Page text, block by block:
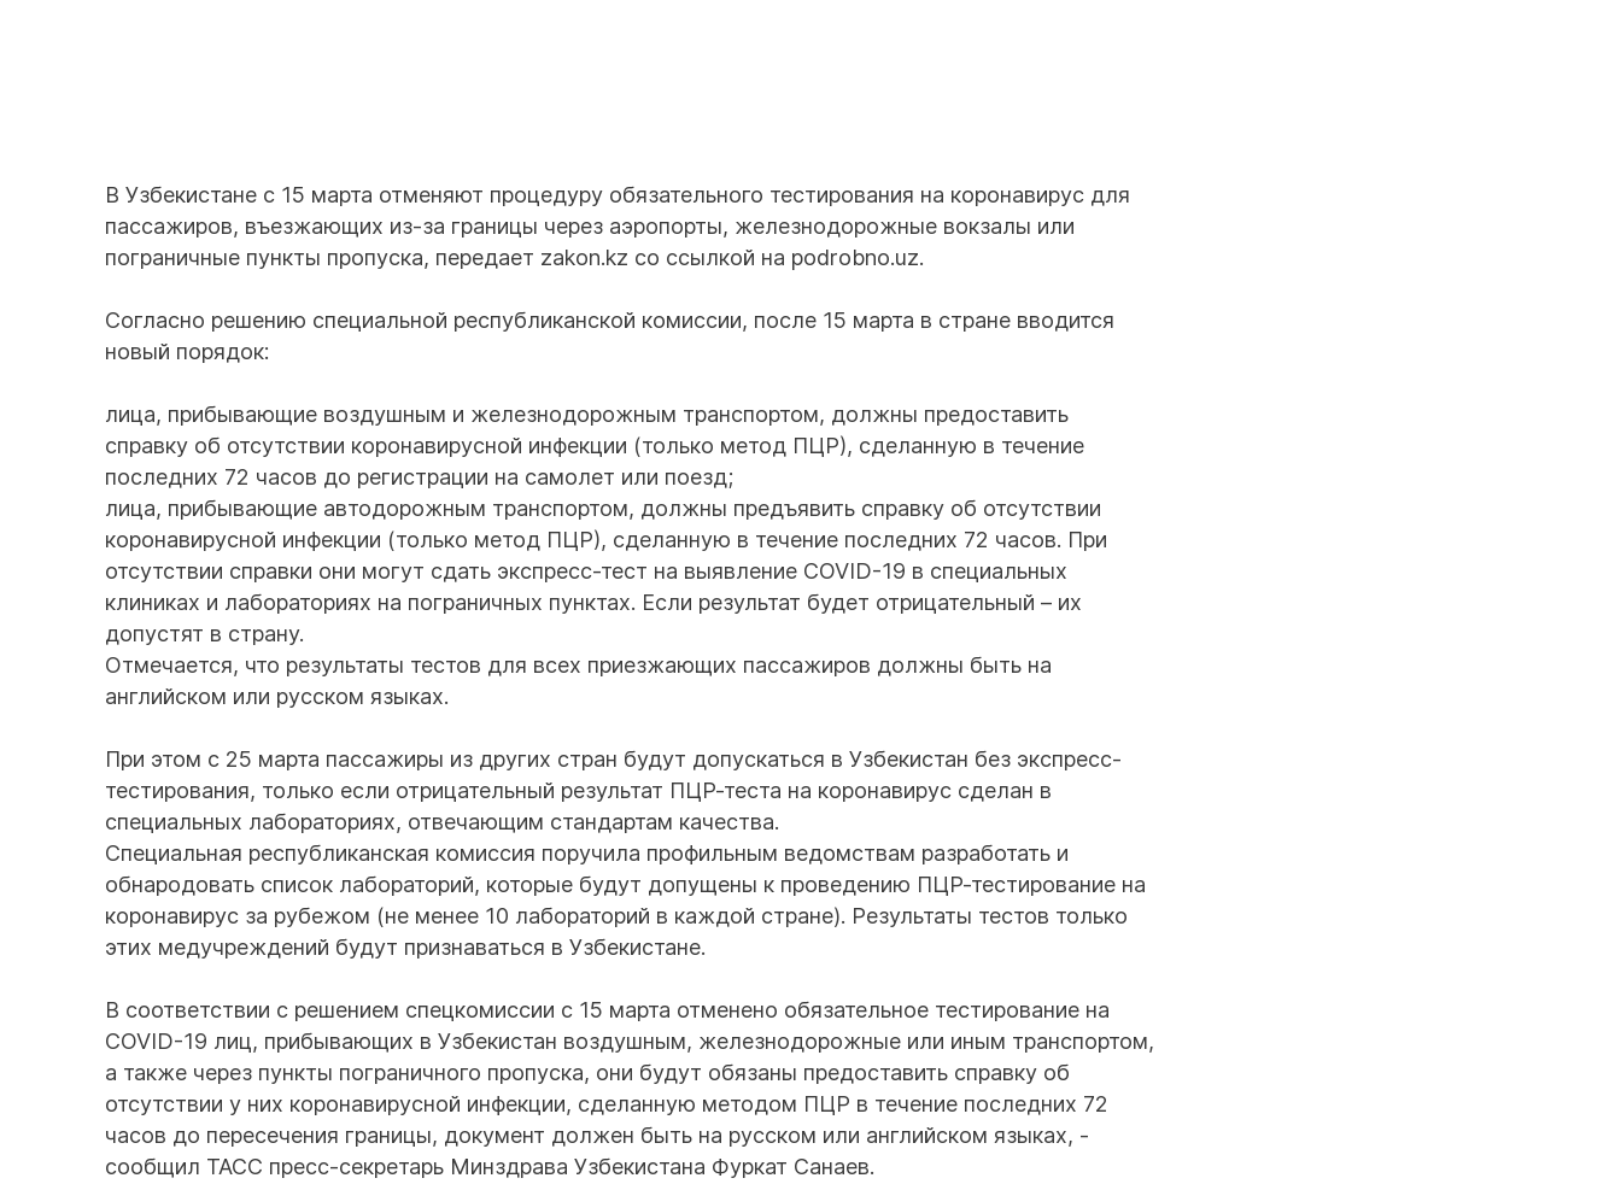
В Узбекистане с 15 марта отменяют процедуру обязательного тестирования на коронавирус для
пассажиров, въезжающих из-за границы через аэропорты, железнодорожные вокзалы или
пограничные пункты пропуска, передает zakon.kz со ссылкой на podrobno.uz.
Согласно решению специальной республиканской комиссии, после 15 марта в стране вводится
новый порядок:
лица, прибывающие воздушным и железнодорожным транспортом, должны предоставить
справку об отсутствии коронавирусной инфекции (только метод ПЦР), сделанную в течение
последних 72 часов до регистрации на самолет или поезд;
лица, прибывающие автодорожным транспортом, должны предъявить справку об отсутствии
коронавирусной инфекции (только метод ПЦР), сделанную в течение последних 72 часов. При
отсутствии справки они могут сдать экспресс-тест на выявление COVID-19 в специальных
клиниках и лабораториях на пограничных пунктах. Если результат будет отрицательный – их
допустят в страну.
Отмечается, что результаты тестов для всех приезжающих пассажиров должны быть на
английском или русском языках.
При этом с 25 марта пассажиры из других стран будут допускаться в Узбекистан без экспресс-
тестирования, только если отрицательный результат ПЦР-теста на коронавирус сделан в
специальных лабораториях, отвечающим стандартам качества.
Специальная республиканская комиссия поручила профильным ведомствам разработать и
обнародовать список лабораторий, которые будут допущены к проведению ПЦР-тестирование на
коронавирус за рубежом (не менее 10 лабораторий в каждой стране). Результаты тестов только
этих медучреждений будут признаваться в Узбекистане.
В соответствии с решением спецкомиссии с 15 марта отменено обязательное тестирование на
COVID-19 лиц, прибывающих в Узбекистан воздушным, железнодорожные или иным транспортом,
а также через пункты пограничного пропуска, они будут обязаны предоставить справку об
отсутствии у них коронавирусной инфекции, сделанную методом ПЦР в течение последних 72
часов до пересечения границы, документ должен быть на русском или английском языках, -
сообщил ТАСС пресс-секретарь Минздрава Узбекистана Фуркат Санаев.